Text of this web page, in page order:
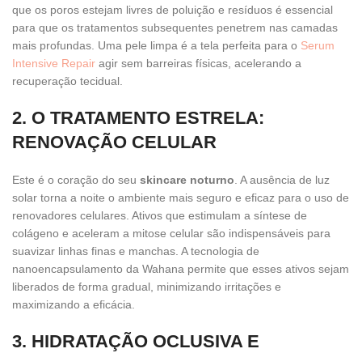
que os poros estejam livres de poluição e resíduos é essencial
para que os tratamentos subsequentes penetrem nas camadas
mais profundas. Uma pele limpa é a tela perfeita para o Serum
Intensive Repair agir sem barreiras físicas, acelerando a
recuperação tecidual.
2. O TRATAMENTO ESTRELA:
RENOVAÇÃO CELULAR
Este é o coração do seu skincare noturno . A ausência de luz
solar torna a noite o ambiente mais seguro e eficaz para o uso de
renovadores celulares. Ativos que estimulam a síntese de
colágeno e aceleram a mitose celular são indispensáveis para
suavizar linhas finas e manchas. A tecnologia de
nanoencapsulamento da Wahana permite que esses ativos sejam
liberados de forma gradual, minimizando irritações e
maximizando a eficácia.
3. HIDRATAÇÃO OCLUSIVA E